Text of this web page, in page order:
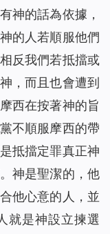
神的話為依據，
的人若順服他們
反我們若抵擋或
，而且也會遭到
西在按著神的旨
不順服摩西的帶
抵擋定罪真正神
神是聖潔的，他
他心意的人，並
就是神設立揀選